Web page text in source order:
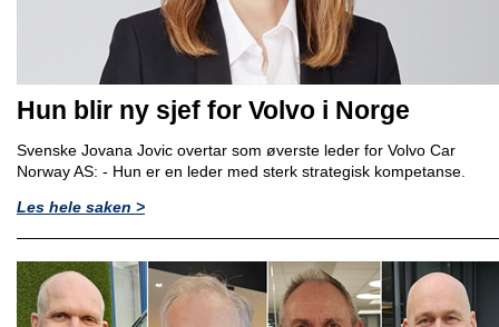
Hun blir ny sjef for Volvo i Norge
Svenske Jovana Jovic overtar som øverste leder for Volvo Car
Norway AS: - Hun er en leder med sterk strategisk kompetanse.
Les hele saken >